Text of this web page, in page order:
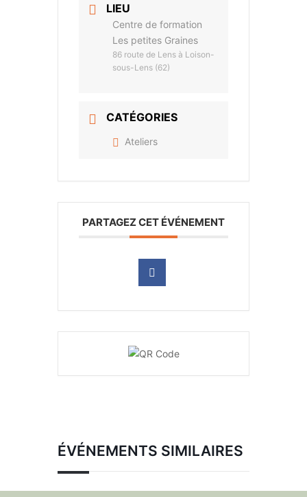
LIEU
Centre de formation
Les petites Graines
86 route de Lens à Loison-
sous-Lens (62)
CATÉGORIES
Ateliers
PARTAGEZ CET ÉVÉNEMENT
ÉVÉNEMENTS SIMILAIRES